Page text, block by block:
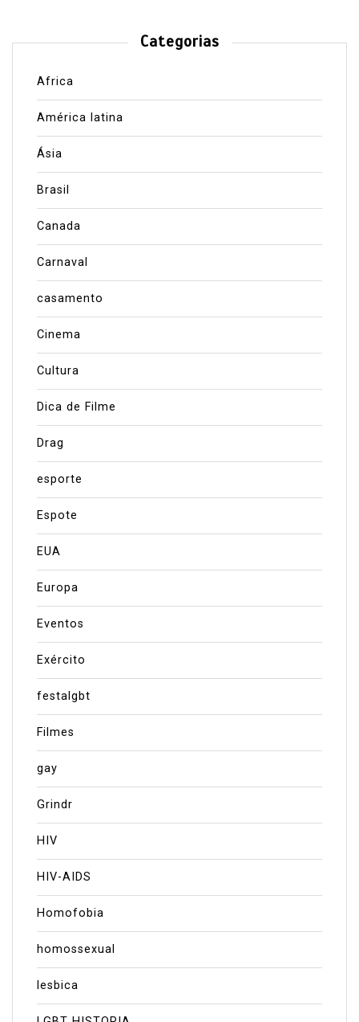
Categorias
Africa
América latina
Ásia
Brasil
Canada
Carnaval
casamento
Cinema
Cultura
Dica de Filme
Drag
esporte
Espote
EUA
Europa
Eventos
Exército
festalgbt
Filmes
gay
Grindr
HIV
HIV-AIDS
Homofobia
homossexual
lesbica